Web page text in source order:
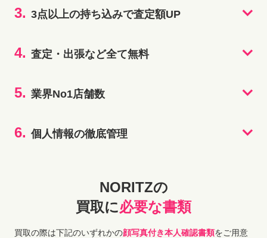
3. 3点以上の持ち込みで査定額UP
4. 査定・出張など全て無料
5. 業界No1店舗数
6. 個人情報の徹底管理
NORITZの
買取に必要な書類
買取の際は下記のいずれかの顔写真付き本人確認書類をご用意